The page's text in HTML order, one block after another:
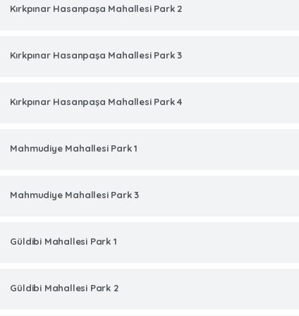
Kırkpınar Hasanpaşa Mahallesi Park 2
Kırkpınar Hasanpaşa Mahallesi Park 3
Kırkpınar Hasanpaşa Mahallesi Park 4
Mahmudiye Mahallesi Park 1
Mahmudiye Mahallesi Park 3
Güldibi Mahallesi Park 1
Güldibi Mahallesi Park 2